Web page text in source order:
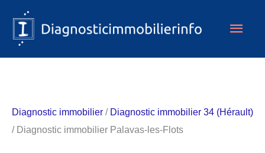
contenu
Diagnostic immobilier / Diagnostic immobilier 34 (Hérault)
/ Diagnostic immobilier Palavas-les-Flots